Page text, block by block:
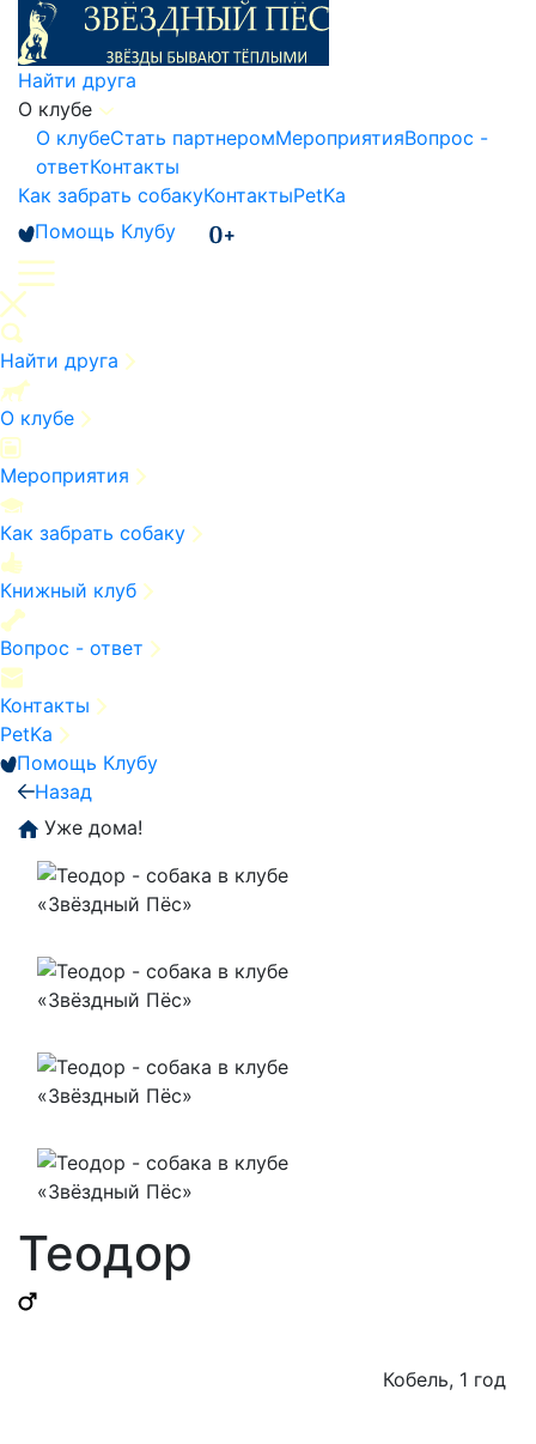
Найти друга
О клубе
О клубеСтать партнеромМероприятияВопрос -
ответКонтакты
Как забрать собакуКонтактыPetKa
Помощь Клубу
Найти друга
О клубе
Мероприятия
Как забрать собаку
Книжный клуб
Вопрос - ответ
Контакты
PetKa
Помощь Клубу
Назад
Уже дома!
Теодор
Кобель, 1 год